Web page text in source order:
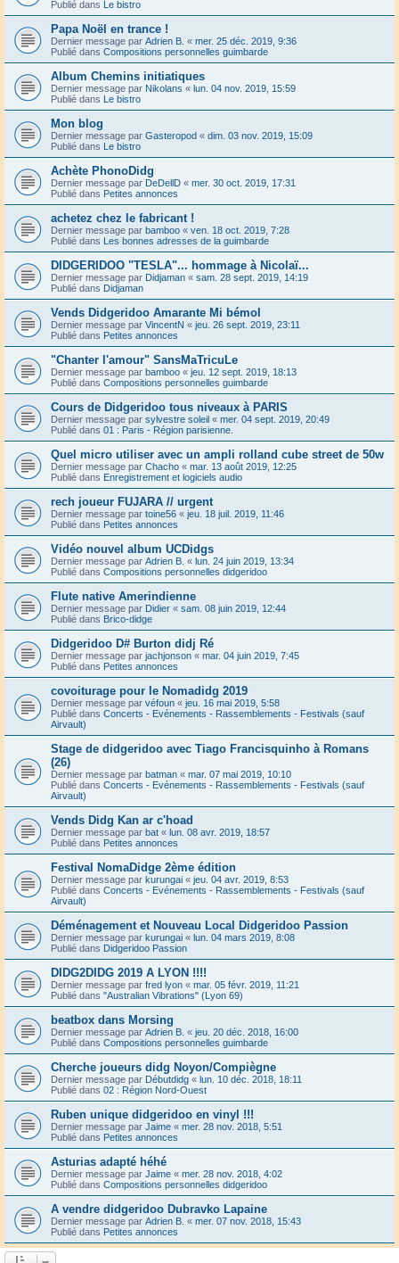
Publié dans Le bistro
Papa Noël en trance !
Dernier message par Adrien B. « mer. 25 déc. 2019, 9:36
Publié dans Compositions personnelles guimbarde
Album Chemins initiatiques
Dernier message par Nikolans « lun. 04 nov. 2019, 15:59
Publié dans Le bistro
Mon blog
Dernier message par Gasteropod « dim. 03 nov. 2019, 15:09
Publié dans Le bistro
Achète PhonoDidg
Dernier message par DeDellD « mer. 30 oct. 2019, 17:31
Publié dans Petites annonces
achetez chez le fabricant !
Dernier message par bamboo « ven. 18 oct. 2019, 7:28
Publié dans Les bonnes adresses de la guimbarde
DIDGERIDOO "TESLA"... hommage à Nicolaï...
Dernier message par Didjaman « sam. 28 sept. 2019, 14:19
Publié dans Didjaman
Vends Didgeridoo Amarante Mi bémol
Dernier message par VincentN « jeu. 26 sept. 2019, 23:11
Publié dans Petites annonces
"Chanter l'amour" SansMaTricuLe
Dernier message par bamboo « jeu. 12 sept. 2019, 18:13
Publié dans Compositions personnelles guimbarde
Cours de Didgeridoo tous niveaux à PARIS
Dernier message par sylvestre soleil « mer. 04 sept. 2019, 20:49
Publié dans 01 : Paris - Région parisienne.
Quel micro utiliser avec un ampli rolland cube street de 50w
Dernier message par Chacho « mar. 13 août 2019, 12:25
Publié dans Enregistrement et logiciels audio
rech joueur FUJARA // urgent
Dernier message par toine56 « jeu. 18 juil. 2019, 11:46
Publié dans Petites annonces
Vidéo nouvel album UCDidgs
Dernier message par Adrien B. « lun. 24 juin 2019, 13:34
Publié dans Compositions personnelles didgeridoo
Flute native Amerindienne
Dernier message par Didier « sam. 08 juin 2019, 12:44
Publié dans Brico-didge
Didgeridoo D# Burton didj Ré
Dernier message par jachjonson « mar. 04 juin 2019, 7:45
Publié dans Petites annonces
covoiturage pour le Nomadidg 2019
Dernier message par véfoun « jeu. 16 mai 2019, 5:58
Publié dans Concerts - Evénements - Rassemblements - Festivals (sauf
Airvault)
Stage de didgeridoo avec Tiago Francisquinho à Romans
(26)
Dernier message par batman « mar. 07 mai 2019, 10:10
Publié dans Concerts - Evénements - Rassemblements - Festivals (sauf
Airvault)
Vends Didg Kan ar c'hoad
Dernier message par bat « lun. 08 avr. 2019, 18:57
Publié dans Petites annonces
Festival NomaDidge 2ème édition
Dernier message par kurungai « jeu. 04 avr. 2019, 8:53
Publié dans Concerts - Evénements - Rassemblements - Festivals (sauf
Airvault)
Déménagement et Nouveau Local Didgeridoo Passion
Dernier message par kurungai « lun. 04 mars 2019, 8:08
Publié dans Didgeridoo Passion
DIDG2DIDG 2019 A LYON !!!!
Dernier message par fred lyon « mar. 05 févr. 2019, 11:21
Publié dans "Australian Vibrations" (Lyon 69)
beatbox dans Morsing
Dernier message par Adrien B. « jeu. 20 déc. 2018, 16:00
Publié dans Compositions personnelles guimbarde
Cherche joueurs didg Noyon/Compiègne
Dernier message par Débutdidg « lun. 10 déc. 2018, 18:11
Publié dans 02 : Région Nord-Ouest
Ruben unique didgeridoo en vinyl !!!
Dernier message par Jaime « mer. 28 nov. 2018, 5:51
Publié dans Petites annonces
Asturias adapté héhé
Dernier message par Jaime « mer. 28 nov. 2018, 4:02
Publié dans Compositions personnelles didgeridoo
A vendre didgeridoo Dubravko Lapaine
Dernier message par Adrien B. « mer. 07 nov. 2018, 15:43
Publié dans Petites annonces